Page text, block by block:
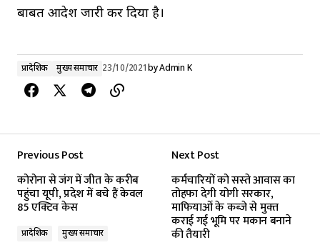
बाबत आदेश जारी कर दिया है।
प्रादेशिक मुख्य समाचार 23/10/2021byAdmin K
Previous Post
कोरोना से जंग में जीत के करीब
पहुंचा यूपी, प्रदेश में बचे हैं केवल
85 एक्टिव केस
प्रादेशिक
मुख्य समाचार
Next Post
कर्मचारियों को सस्‍ते आवास का
तोहफा देगी योगी सरकार,
माफियाओं के कब्‍जे से मुक्‍त
कराई गई भूमि पर मकान बनाने
की तैयारी